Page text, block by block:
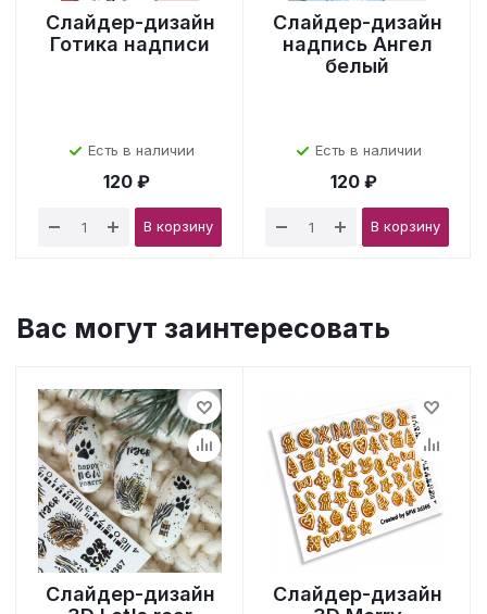
Слайдер-дизайн
Готика надписи
Есть в наличии
120 ₽
В корзину
Слайдер-дизайн
надпись Ангел
белый
Есть в наличии
120 ₽
В корзину
Вас могут заинтересовать
Слайдер-дизайн
Слайдер-дизайн